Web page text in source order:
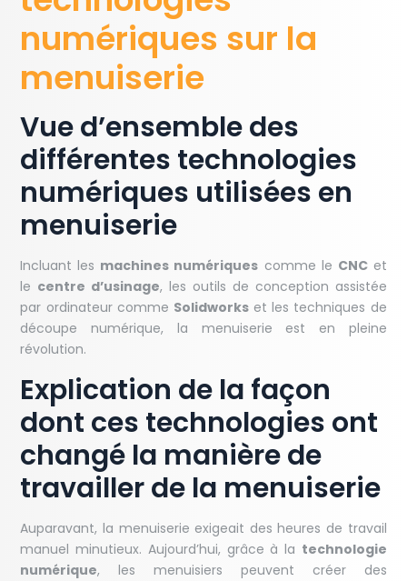
numériques sur la
menuiserie
Vue d’ensemble des
différentes technologies
numériques utilisées en
menuiserie
Incluant les machines numériques comme le CNCet
le centre d’usinage, les outils de conception assistée
par ordinateur comme Solidworkset les techniques de
découpe numérique, la menuiserie est en pleine
révolution.
Explication de la façon
dont ces technologies ont
changé la manière de
travailler de la menuiserie
Auparavant, la menuiserie exigeait des heures de travail
manuel minutieux. Aujourd’hui, grâce à la technologie
numérique, les menuisiers peuvent créer des